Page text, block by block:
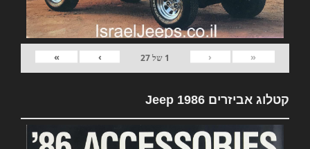
«
‹
1 של27
›
»
קטלוג אביזרים Jeep 1986